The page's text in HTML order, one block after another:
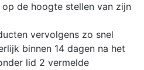
de hoogte stellen van zijn
vervolgens zo snel
binnen 14 dagen na het
lid 2 vermelde